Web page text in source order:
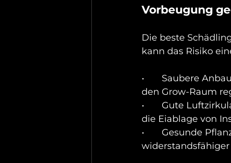
Vorbeugung
Die beste
kann das Risiko
•	Saubere Anbaufläche: Entfernen Sie abgestorbene Blätter und reinigen Sie
den Grow-Raum
•	Gute Luftzirkulation: Reduziert das Wachstum von Schimmel und verhindert
die Eiablage von
•	Gesunde Pflanzen durch richtige Düngung: Starke Pflanzen sind